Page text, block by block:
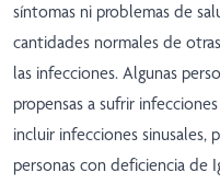
síntomas ni problemas de
cantidades normales de
las infecciones. Algunas
propensas a sufrir
incluir infecciones sinusales,
personas con deficiencia de